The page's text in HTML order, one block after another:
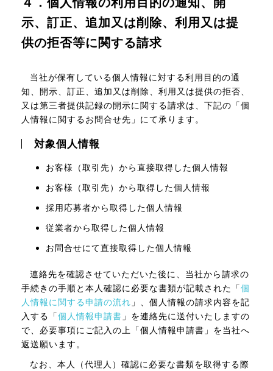
示、訂正、追加又は削除、利用又は提
供の拒否等に関する請求
当社が保有している個人情報に対する利用目的の通
知、開示、訂正、追加又は削除、利用又は提供の拒否、
又は第三者提供記録の開示に関する請求は、下記の「個
人情報に関するお問合せ先」にて承ります。
対象個人情報
お客様（取引先）から直接取得した個人情報
お客様（取引先）から取得した個人情報
採用応募者から取得した個人情報
従業者から取得した個人情報
お問合せにて直接取得した個人情報
連絡先を確認させていただいた後に、当社から請求の
手続きの手順と本人確認に必要な書類が記載された「個
人情報に関する申請の流れ 」、個人情報の請求内容を記
入する「個人情報申請書 」を連絡先に送付いたしますの
で、必要事項にご記入の上「個人情報申請書」を当社へ
返送願います。
なお、本人（代理人）確認に必要な書類を取得する際